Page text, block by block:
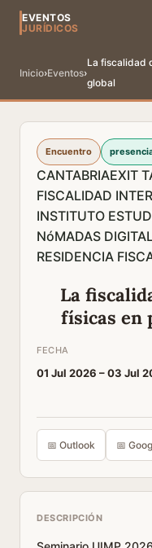
EVENTOS
JURÍDICOS
Inicio›Eventos›
La fiscalidad
global
Encuentro
CANTABRIAEXIT
FISCALIDAD
INSTITUTO
NóMADAS
RESIDENCIA
La
físicas en
FECHA
01 Jul 2026 –03 Jul
📅 Outlook 📅
DESCRIPCIÓN